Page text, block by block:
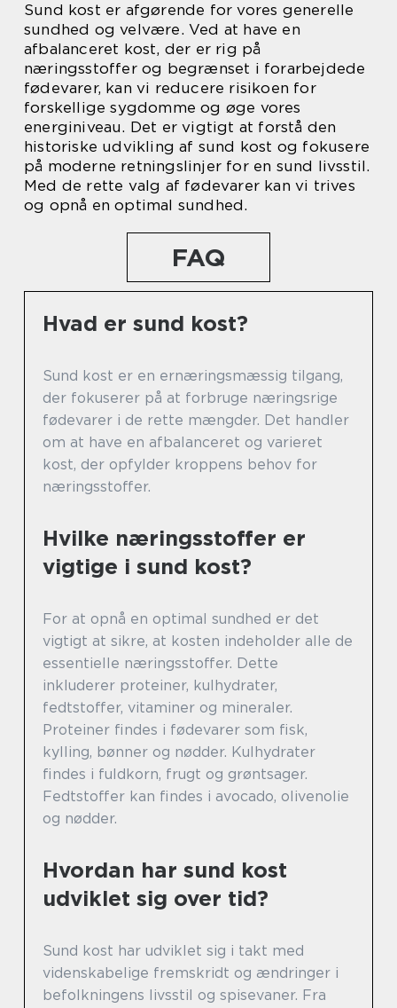
Sund kost er afgørende for vores generelle
sundhed og velvære. Ved at have en
afbalanceret kost, der er rig på
næringsstoffer og begrænset i forarbejdede
fødevarer, kan vi reducere risikoen for
forskellige sygdomme og øge vores
energiniveau. Det er vigtigt at forstå den
historiske udvikling af sund kost og fokusere
på moderne retningslinjer for en sund livsstil.
Med de rette valg af fødevarer kan vi trives
og opnå en optimal sundhed.
FAQ
Hvad er sund kost?
Sund kost er en ernæringsmæssig tilgang,
der fokuserer på at forbruge næringsrige
fødevarer i de rette mængder. Det handler
om at have en afbalanceret og varieret
kost, der opfylder kroppens behov for
næringsstoffer.
Hvilke næringsstoffer er
vigtige i sund kost?
For at opnå en optimal sundhed er det
vigtigt at sikre, at kosten indeholder alle de
essentielle næringsstoffer. Dette
inkluderer proteiner, kulhydrater,
fedtstoffer, vitaminer og mineraler.
Proteiner findes i fødevarer som fisk,
kylling, bønner og nødder. Kulhydrater
findes i fuldkorn, frugt og grøntsager.
Fedtstoffer kan findes i avocado, olivenolie
og nødder.
Hvordan har sund kost
udviklet sig over tid?
Sund kost har udviklet sig i takt med
videnskabelige fremskridt og ændringer i
befolkningens livsstil og spisevaner. Fra